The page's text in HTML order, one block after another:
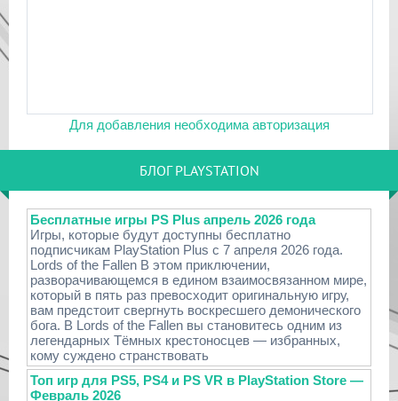
Для добавления необходима авторизация
БЛОГ PLAYSTATION
Бесплатные игры PS Plus апрель 2026 года
Игры, которые будут доступны бесплатно
подписчикам PlayStation Plus с 7 апреля 2026 года.
Lords of the Fallen В этом приключении,
разворачивающемся в едином взаимосвязанном мире,
который в пять раз превосходит оригинальную игру,
вам предстоит свергнуть воскресшего демонического
бога. В Lords of the Fallen вы становитесь одним из
легендарных Тёмных крестоносцев — избранных,
кому суждено странствовать
Топ игр для PS5, PS4 и PS VR в PlayStation Store —
Февраль 2026